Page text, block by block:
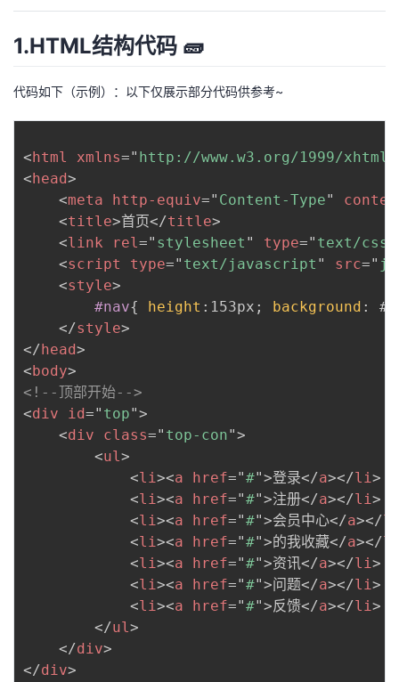
1.HTML结构代码 🧱
代码如下（示例）：以下仅展示部分代码供参考~
<html xmlns=" http://www.w3.org/1999/xhtml
<head>
<meta http-equiv=" Content-Type"
<title>首页</title>
<link rel=" stylesheet " type=" text/css
<script type=" text/javascript " src="
<style>
#nav{ height : 153px ; background :
</style>
</head>
<body>
<!--顶部开始-->
<div id=" top">
<div class=" top-con">
<ul>
<li><a href="#">登录</a></li>
<li><a href="#">注册</a></li>
<li><a href="#">会员中心</a></
<li><a href="#">的我收藏</a></
<li><a href="#">资讯</a></li>
<li><a href="#">问题</a></li>
<li><a href="#">反馈</a></li>
</ul>
</div>
</div>